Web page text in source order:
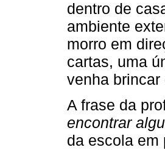
dentro de
ambiente
morro em
cartas, uma
venha brincar
A frase da
encontrar
da escola em